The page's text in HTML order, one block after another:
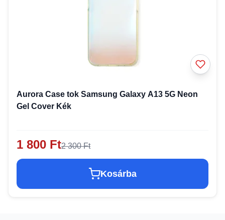
Aurora Case tok Samsung Galaxy A13 5G Neon
Gel Cover Kék
1 800 Ft2 300 Ft
Kosárba